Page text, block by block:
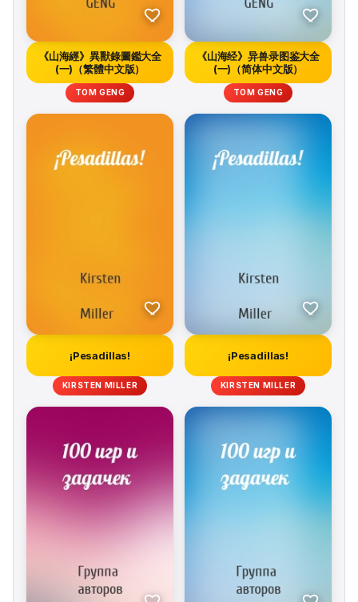
《山海經》異獸錄圖鑑大全
(一)（繁體中文版）
TOM GENG
《山海经》异兽录图鉴大全
(一)（简体中文版）
TOM GENG
¡Pesadillas!
KIRSTEN MILLER
¡Pesadillas!
KIRSTEN MILLER